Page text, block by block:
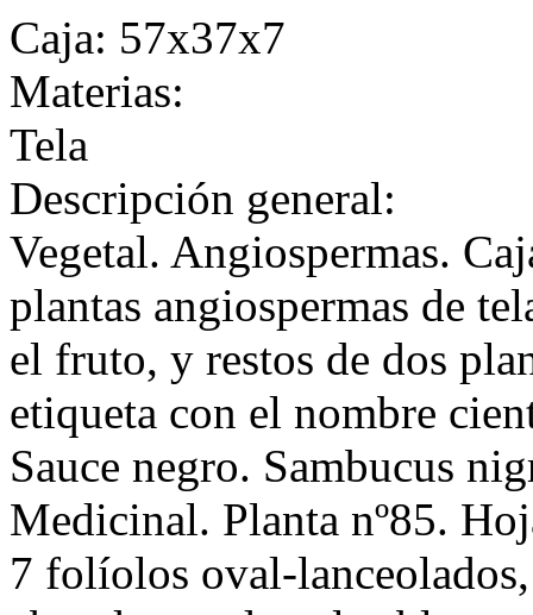
Caja: 57x37x7
Materias:
Tela
Descripción general:
Vegetal. Angiospermas.
plantas angiospermas de
el fruto, y restos de dos
etiqueta con el nombre
Sauce negro. Sambucus
Medicinal. Planta nº85.
7 folíolos oval-